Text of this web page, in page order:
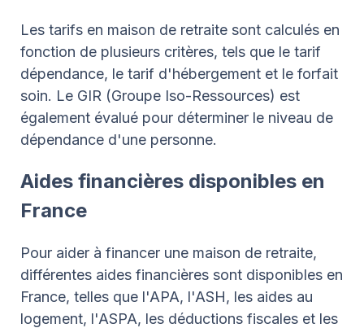
Les tarifs en maison de retraite sont calculés en
fonction de plusieurs critères, tels que le tarif
dépendance, le tarif d'hébergement et le forfait
soin. Le GIR (Groupe Iso-Ressources) est
également évalué pour déterminer le niveau de
dépendance d'une personne.
Aides financières disponibles en
France
Pour aider à financer une maison de retraite,
différentes aides financières sont disponibles en
France, telles que l'APA, l'ASH, les aides au
logement, l'ASPA, les déductions fiscales et les